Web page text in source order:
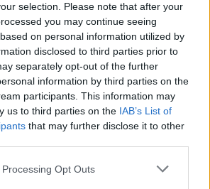
selection. Please note that after your
you may continue seeing
on personal information utilized by
disclosed to third parties prior to
separately opt-out of the further
information by third parties on the
participants. This information may
us to third parties on the IAB’s List of
that may further disclose it to other
Opt Outs
ΚΑΤΗΓΟΡΙΑ